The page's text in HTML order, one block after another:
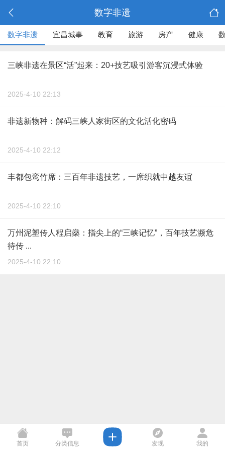
数字非遗
数字非遗 宜昌城事 教育 旅游 房产 健康
三峡非遗在景区“活”起来：20+技艺吸引游客沉浸式体验
2025-4-10 22:13
非遗新物种：解码三峡人家街区的文化活化密码
2025-4-10 22:12
丰都包鸾竹席：三百年非遗技艺，一席织就中越友谊
2025-4-10 22:10
万州泥塑传人程启燊：指尖上的“三峡记忆”，百年技艺濒危
待传 ...
2025-4-10 22:10
首页 分类信息 发现 我的